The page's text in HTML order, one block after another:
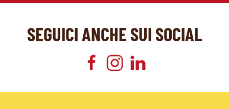
SEGUICI ANCHE SUI SOCIAL